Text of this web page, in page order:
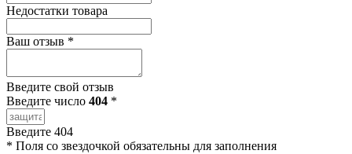
Недостатки товара
Ваш отзыв *
Введите свой отзыв
Введите число 404 *
Введите 404
* Поля со звездочкой обязательны для заполнения